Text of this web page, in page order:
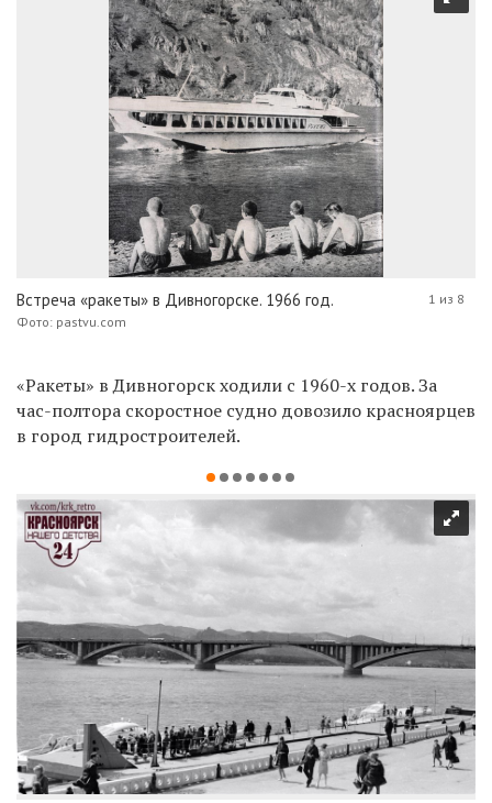
Встреча «ракеты» в Дивногорске. 1966 год.
Фото: pastvu.com
1 из 8
«Ракеты» в Дивногорск ходили с 1960-х годов.За
час-полтора скоростное судно довозило красноярцев
в город гидростроителей.